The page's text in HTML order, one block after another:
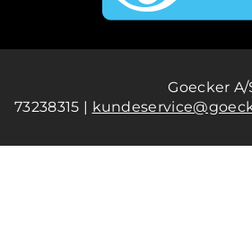
Goecker A/
73238315 |